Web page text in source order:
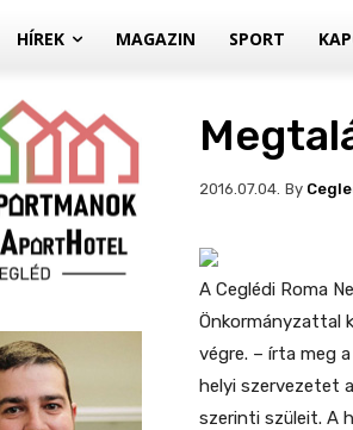
HÍREK MAGAZIN SPORT
2016.07.04. By
A Ceglédi Roma
Önkormányzattal
végre. – írta meg
helyi szervezetet
szerinti szüleit. A